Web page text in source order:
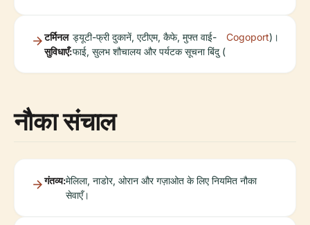
टर्मिनल
सुविधाएँ:
ड्यूटी-फ्री दुकानें, एटीएम, कैफे, मुफ्त वाई-
फाई, सुलभ शौचालय और पर्यटक सूचना बिंदु (
Cogoport)।
नौका संचाल
गंतव्य:मेलिला, नाडोर, ओरान और गज़ाओत के लिए नियमित नौका
सेवाएँ।